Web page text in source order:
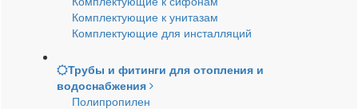
Комплектующие к унитазам
Комплектующие для инсталляций
Трубы и фитинги для отопления и
водоснабжения
Полипропилен